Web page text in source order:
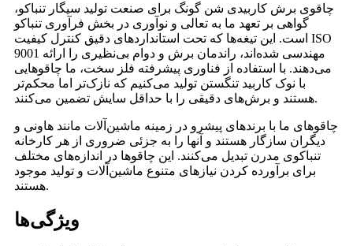
چاقوی برش کاربیدی شن گونگ برای صنعت تولید سیگار تنباکو،
گواهی بر تعهد ما به تعالی و نوآوری در بخش فرآوری تنباکو
است. این تیغه‌ها که تحت استانداردهای دقیق کنترل کیفیت ISO
9001 مهندسی شده‌اند، راندمان برش و دوام بی‌نظیری را ارائه
می‌دهند. با استفاده از فناوری پیشرفته فلز سخت، ما چاقوهایی
با نوک کاربید تنگستن تولید می‌کنیم که نازک‌تر اما محکم‌تر
هستند و برش‌های دقیقی را با حداقل سایش تضمین می‌کنند.
چاقوهای ما با برندهای پیشرو در زمینه ماشین‌آلات مانند هاونی و
دیگران سازگار هستند و آنها را به جزئی ضروری از هر کارخانه
تنباکوی مدرن تبدیل می‌کنند. این چاقوها در اندازه‌های مختلف
برای برآورده کردن نیازهای متنوع ماشین‌آلات و تولید موجود
هستند.
ویژگی‌ها